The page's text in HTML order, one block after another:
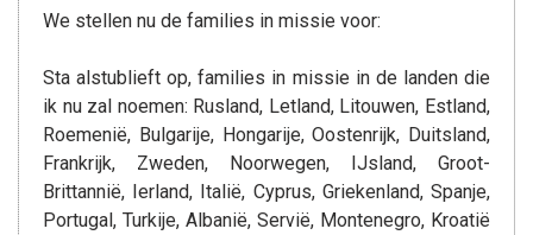
We stellen nu de families in missie voor:
Sta alstublieft op, families in missie in de landen die
ik nu zal noemen: Rusland, Letland, Litouwen, Estland,
Roemenië, Bulgarije, Hongarije, Oostenrijk, Duitsland,
Frankrijk, Zweden, Noorwegen, IJsland, Groot-
Brittannië, Ierland, Italië, Cyprus, Griekenland, Spanje,
Portugal, Turkije, Albanië, Servië, Montenegro, Kroatië